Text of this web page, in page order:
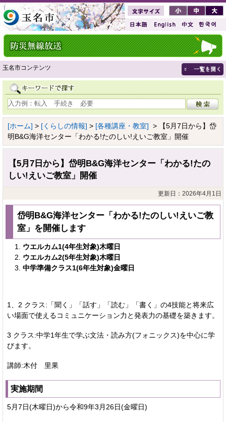
玉名市コンテンツ
[ホーム] > [くらしの情報] > [各種講座・教室] > 【5月7日から】岱
明B&G海洋センター「わかる!たのしい!えいご教室」開催
【5月7日から】岱明B&G海洋センター「わかる!たの
しい!えいご教室」開催
更新日：2026年4月1日
岱明B&G海洋センター「わかる!たのしい!えいご教
室」を開催します
ウエルカム1(4年生対象)木曜日
ウエルカム2(5年生対象)木曜日
中学準備クラス1(6年生対象)金曜日
1、2 クラス:「聞く」「話す」「読む」「書く」の4技能と将来広
い場面で使えるコミュニケーション力と発表力の基礎を築きます。
3 クラス:中学1年生で学ぶ文法・読み方(フォニックス)を中心に学
びます。
講師:木付 里果
実施期間
5月7日(木曜日)から令和9年3月26日(金曜日)